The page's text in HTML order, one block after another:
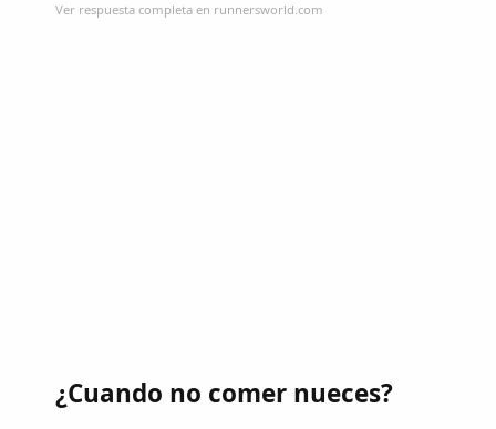
Ver respuesta completa en runnersworld.com
¿Cuando no comer nueces?